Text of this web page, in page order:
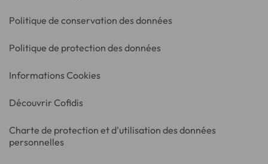
Politique de conservation des données
Politique de protection des données
Informations Cookies
Découvrir Cofidis
Charte de protection et d'utilisation des données
personnelles